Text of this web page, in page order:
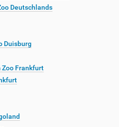
Deutschlands
Duisburg
Zoo Frankfurt